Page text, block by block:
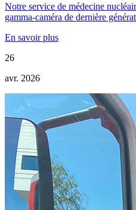
Notre service de médecine
gamma-caméra de dernière
En savoir plus
26
avr. 2026